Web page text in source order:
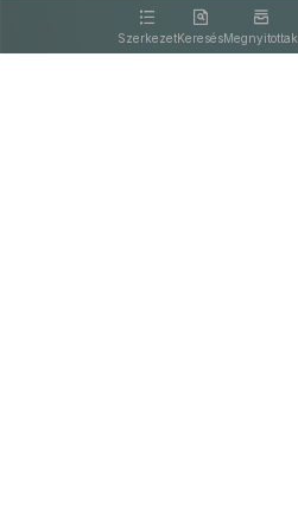
SzerkezetKeresésMegnyitottak
kattintva olvashat.